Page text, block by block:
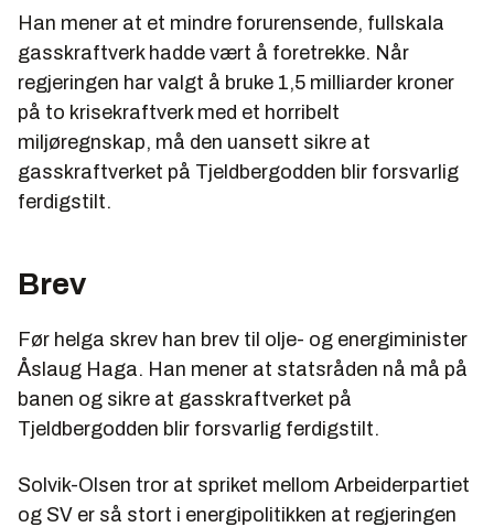
Han mener at et mindre forurensende, fullskala
gasskraftverk hadde vært å foretrekke. Når
regjeringen har valgt å bruke 1,5 milliarder kroner
på to krisekraftverk med et horribelt
miljøregnskap, må den uansett sikre at
gasskraftverket på Tjeldbergodden blir forsvarlig
ferdigstilt.
Brev
Før helga skrev han brev til olje- og energiminister
Åslaug Haga. Han mener at statsråden nå må på
banen og sikre at gasskraftverket på
Tjeldbergodden blir forsvarlig ferdigstilt.
Solvik-Olsen tror at spriket mellom Arbeiderpartiet
og SV er så stort i energipolitikken at regjeringen